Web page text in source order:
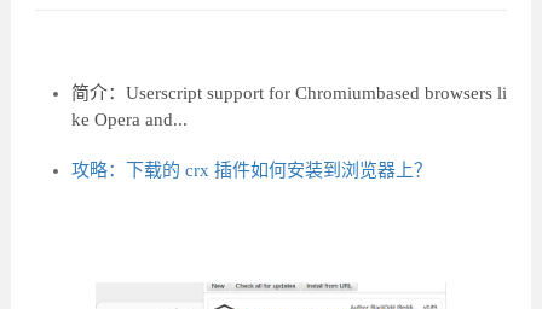
简介：Userscript support for Chromiumbased browsers li
ke Opera and...
攻略：下载的 crx 插件如何安装到浏览器上？